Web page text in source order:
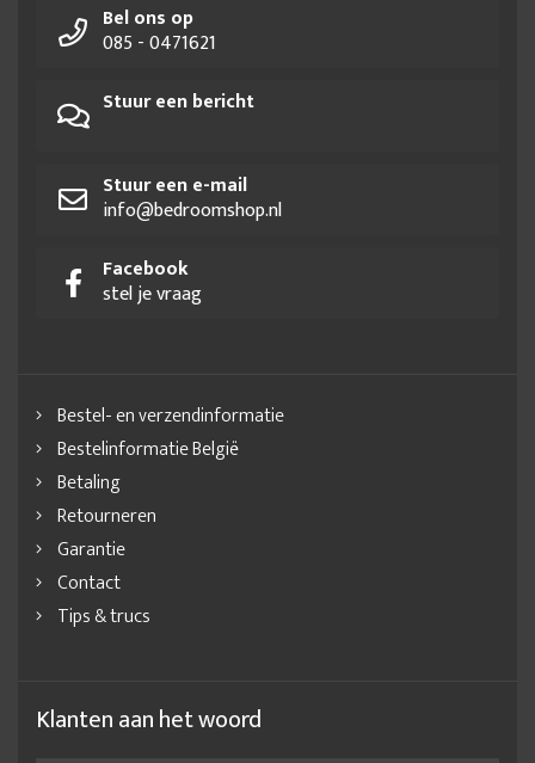
Bel ons op
085 - 0471621
Stuur een bericht
Stuur een e-mail
info@bedroomshop.nl
Facebook
stel je vraag
Bestel- en verzendinformatie
Bestelinformatie België
Betaling
Retourneren
Garantie
Contact
Tips & trucs
Klanten aan het woord